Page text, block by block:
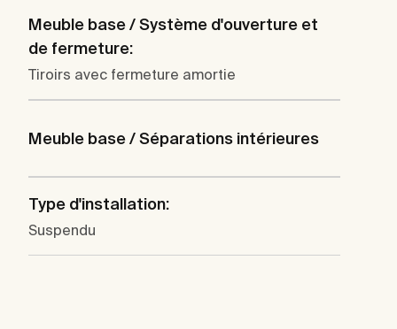
Meuble base / Système d'ouverture et
de fermeture:
Tiroirs avec fermeture amortie
Meuble base / Séparations intérieures
Type d'installation:
Suspendu